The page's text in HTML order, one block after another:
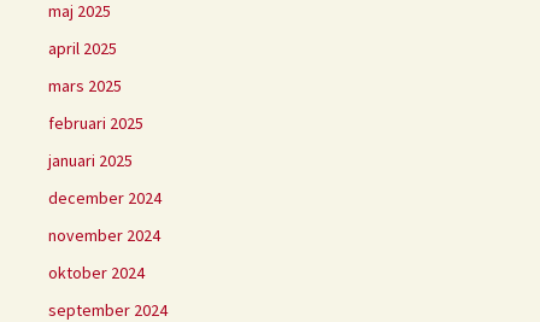
maj 2025
april 2025
mars 2025
februari 2025
januari 2025
december 2024
november 2024
oktober 2024
september 2024